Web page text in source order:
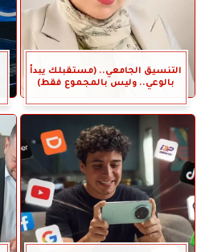
التنسيق الجامعي.. (مستقبلك يبدأ
بالوعي.. وليس بالمجموع فقط)